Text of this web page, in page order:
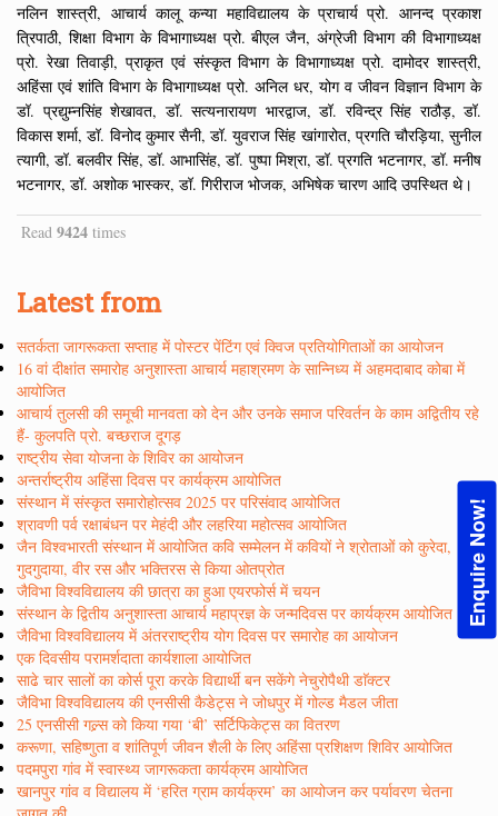
Enquire Now!
नलिन शास्त्री, आचार्य कालू कन्या महाविद्यालय के प्राचार्य प्रो. आनन्द प्रकाश
त्रिपाठी, शिक्षा विभाग के विभागाध्यक्ष प्रो. बीएल जैन, अंग्रेजी विभाग की विभागाध्यक्ष
प्रो. रेखा तिवाड़ी, प्राकृत एवं संस्कृत विभाग के विभागाध्यक्ष प्रो. दामोदर शास्त्री,
अहिंसा एवं शांति विभाग के विभागाध्यक्ष प्रो. अनिल धर, योग व जीवन विज्ञान विभाग के
डॉ. प्रद्युम्नसिंह शेखावत, डॉ. सत्यनारायण भारद्वाज, डॉ. रविन्द्र सिंह राठौड़, डॉ.
विकास शर्मा, डॉ. विनोद कुमार सैनी, डॉ. युवराज सिंह खांगारोत, प्रगति चौरड़िया, सुनील
त्यागी, डॉ. बलवीर सिंह, डॉ. आभासिंह, डॉ. पुष्पा मिश्रा, डॉ. प्रगति भटनागर, डॉ. मनीष
भटनागर, डॉ. अशोक भास्कर, डॉ. गिरीराज भोजक, अभिषेक चारण आदि उपस्थित थे।
Read 9424 times
Latest from
सतर्कता जागरूकता सप्ताह में पोस्टर पेंटिंग एवं क्विज प्रतियोगिताओं का आयोजन
16 वां दीक्षांत समारोह अनुशास्ता आचार्य महाश्रमण के सान्निध्य में अहमदाबाद कोबा में
आयोजित
आचार्य तुलसी की समूची मानवता को देन और उनके समाज परिवर्तन के काम अद्वितीय रहे
हैं- कुलपति प्रो. बच्छराज दूगड़
राष्ट्रीय सेवा योजना के शिविर का आयोजन
अन्तर्राष्ट्रीय अहिंसा दिवस पर कार्यक्रम आयोजित
संस्थान में संस्कृत समारोहोत्सव 2025 पर परिसंवाद आयोजित
श्रावणी पर्व रक्षाबंधन पर मेहंदी और लहरिया महोत्सव आयोजित
जैन विश्वभारती संस्थान में आयोजित कवि सम्मेलन में कवियों ने श्रोताओं को कुरेदा,
गुदगुदाया, वीर रस और भक्तिरस से किया ओतप्रोत
जैविभा विश्वविद्यालय की छात्रा का हुआ एयरफोर्स में चयन
संस्थान के द्वितीय अनुशास्ता आचार्य महाप्रज्ञ के जन्मदिवस पर कार्यक्रम आयोजित
जैविभा विश्वविद्यालय में अंतरराष्ट्रीय योग दिवस पर समारोह का आयोजन
एक दिवसीय परामर्शदाता कार्यशाला आयोजित
साढे चार सालों का कोर्स पूरा करके विद्यार्थी बन सकेंगे नेचुरोपैथी डाॅक्टर
जैविभा विश्वविद्यालय की एनसीसी कैडेट्स ने जोधपुर में गोल्ड मैडल जीता
25 एनसीसी गल्र्स को किया गया ‘बी’ सर्टिफिकेट्स का वितरण
करूणा, सहिष्णुता व शांतिपूर्ण जीवन शैली के लिए अहिंसा प्रशिक्षण शिविर आयोजित
पदमपुरा गांव में स्वास्थ्य जागरूकता कार्यक्रम आयोजित
खानपुर गांव व विद्यालय में ‘हरित ग्राम कार्यक्रम’ का आयोजन कर पर्यावरण चेतना